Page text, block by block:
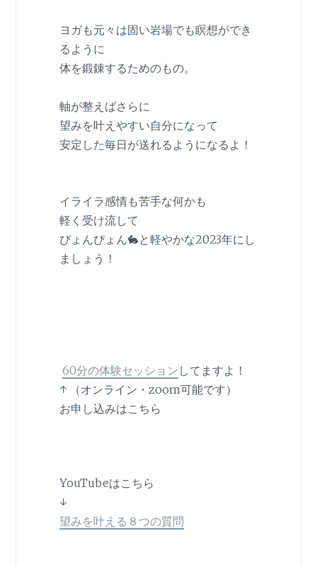
ヨガも元々は固い岩場でも瞑想ができ
るように
体を鍛錬するためのもの。
軸が整えばさらに
望みを叶えやすい自分になって
安定した毎日が送れるようになるよ！
イライラ感情も苦手な何かも
軽く受け流して
ぴょんぴょん🐇と軽やかな2023年にし
ましょう！
60分の体験セッション してますよ！
↑ （オンライン・zoom可能です）
お申し込みはこちら
YouTubeはこちら
↓
望みを叶える８つの質問